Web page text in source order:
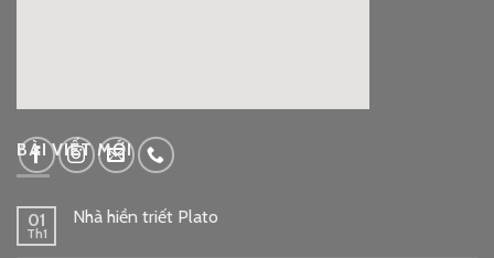
BÀI VIẾT MỚI
01
Th1
Nhà hiền triết Plato